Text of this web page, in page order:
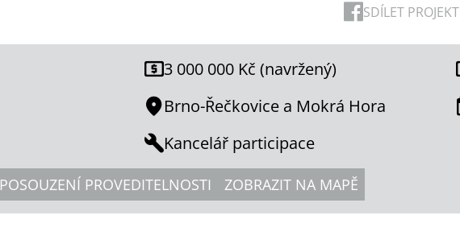
SDÍLET PROJEKT
3 000 000 Kč (navržený)
Brno-Řečkovice a Mokrá Hora
Kancelář participace
POSOUZENÍ PROVEDITELNOSTI ZOBRAZIT NA MAPĚ